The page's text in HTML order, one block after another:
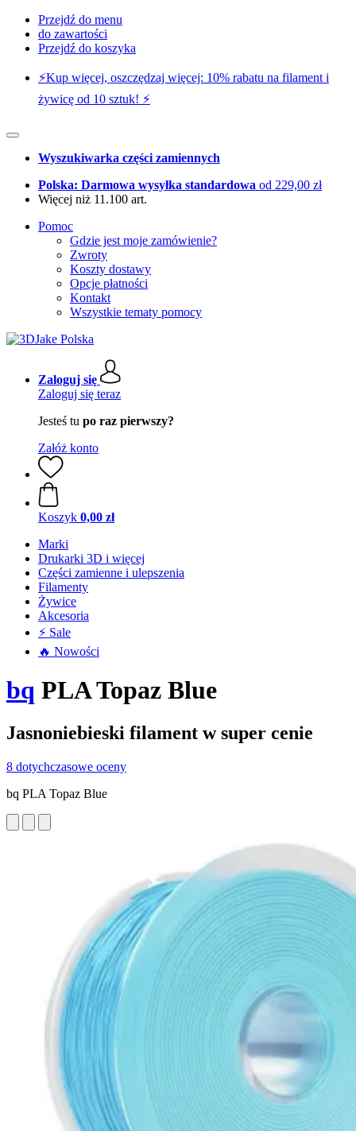
Przejdź do menu
do zawartości
Przejdź do koszyka
⚡️Kup więcej, oszczędzaj więcej: 10% rabatu na filament i
żywicę od 10 sztuk! ⚡️
Wyszukiwarka części zamiennych
Polska: Darmowa wysyłka standardowa od 229,00 zł
Więcej niż 11.100 art.
Pomoc
Gdzie jest moje zamówienie?
Zwroty
Koszty dostawy
Opcje płatności
Kontakt
Wszystkie tematy pomocy
Zaloguj się
Zaloguj się teraz
Jesteś tu po raz pierwszy?
Załóż konto
Koszyk 0,00 zł
Marki
Drukarki 3D i więcej
Części zamienne i ulepszenia
Filamenty
Żywice
Akcesoria
⚡ Sale
🔥 Nowości
bq PLA Topaz Blue
Jasnoniebieski filament w super cenie
8 dotychczasowe oceny
bq PLA Topaz Blue